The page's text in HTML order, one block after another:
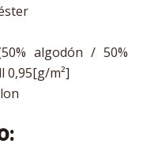
algodón / 50%
0,95[g/m²]